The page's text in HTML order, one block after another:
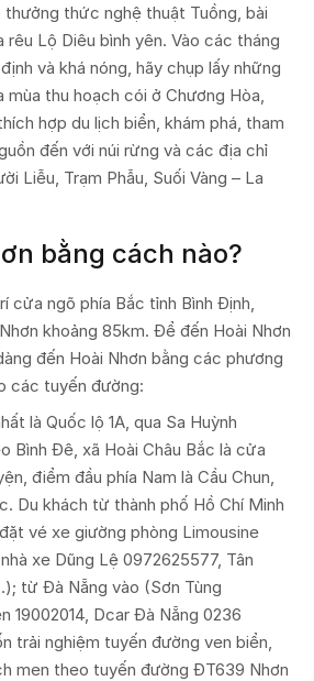
thức nghệ thuật Tuồng, bài
rêu Lộ Diêu bình yên. Vào các tháng
và khá nóng, hãy chụp lấy những
thu hoạch cói ở Chương Hòa,
hợp du lịch biển, khám phá, tham
đến với núi rừng và các địa chỉ
Liễu, Trạm Phẫu, Suối Vàng – La
bằng cách nào?
cửa ngõ phía Bắc tỉnh Bình Định,
khoảng 85km. Để đến Hoài Nhơn
đến Hoài Nhơn bằng các phương
các tuyến đường:
là Quốc lộ 1A, qua Sa Huỳnh
Bình Đê, xã Hoài Châu Bắc là cửa
điểm đầu phía Nam là Cầu Chun,
Du khách từ thành phố Hồ Chí Minh
vé xe giường phòng Limousine
xe Dũng Lệ 0972625577, Tân
từ Đà Nẵng vào (Sơn Tùng
19002014, Dcar Đà Nẵng 0236
trải nghiệm tuyến đường ven biển,
men theo tuyến đường ĐT639 Nhơn